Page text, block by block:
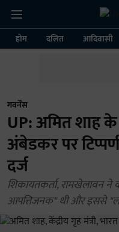
होम दलित आदिवासी
गवर्नेंस
UP: अमित शाह
अंबेडकर पर
दर्ज
शिकायतकर्ता, रामखेलावन ने
आपत्तिजनक" थी और इससे